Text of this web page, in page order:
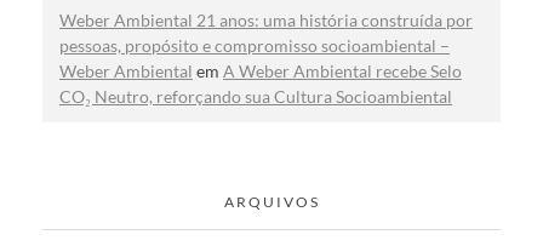
Weber Ambiental 21 anos: uma história construída por
pessoas, propósito e compromisso socioambiental –
Weber Ambiental em A Weber Ambiental recebe Selo
CO₂ Neutro, reforçando sua Cultura Socioambiental
ARQUIVOS